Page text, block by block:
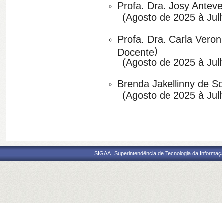
Profa. Dra. Josy
(Agosto de 2025 à
Profa. Dra. Carla
Docente)
(Agosto de 2025 à
Brenda Jakellinny de
(Agosto de 2025 à
SIGAA | Superintendência de Tecnologia da